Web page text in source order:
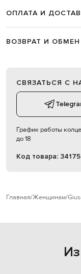
ОПЛАТА И
ВОЗВРАТ И ОБМЕН
СВЯЗАТЬСЯ С
График работы
до 18
Код товара:
Главная Женщинам